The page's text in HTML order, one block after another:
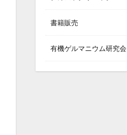
書籍販売
有機ゲルマニウム研究会